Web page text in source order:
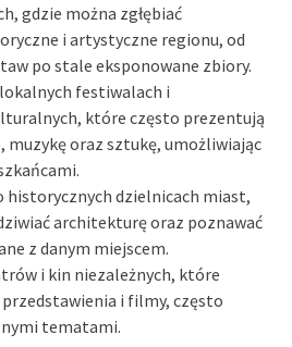
gdzie można zgłębiać
i artystyczne regionu, od
po stale eksponowane zbiory.
festiwalach i
które często prezentują
muzykę oraz sztukę, umożliwiając
historycznych dzielnicach miast,
architekturę oraz poznawać
z danym miejscem.
i kin niezależnych, które
i filmy, często
tematami.